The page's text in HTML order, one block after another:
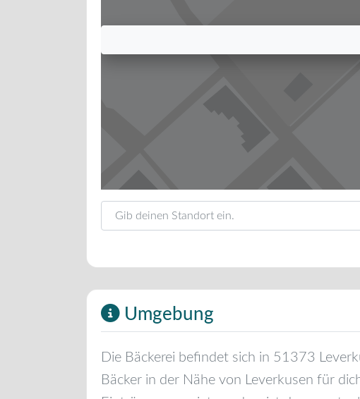
Umgebung
Die Bäckerei befindet sich in 51373
Bäcker in der Nähe von Leverkusen für